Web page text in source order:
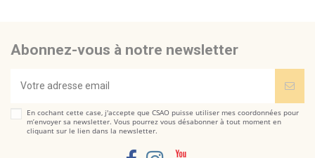
Abonnez-vous à notre newsletter
En cochant cette case, j'accepte que CSAO puisse utiliser mes coordonnées pour
m’envoyer sa newsletter. Vous pourrez vous désabonner à tout moment en
cliquant sur le lien dans la newsletter.